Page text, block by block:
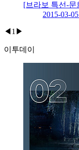
[브라보 특선-
2015-03-
◀ 1 ▶
이투데이